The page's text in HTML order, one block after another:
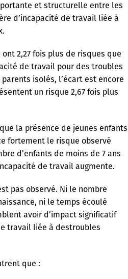
et structurelle entre les
d’incapacité de travail liée à
2,27 fois plus de risques que
de travail pour des troubles
isolés, l’écart est encore
un risque 2,67 fois plus
la présence de jeunes enfants
fortement le risque observé
d’enfants de moins de 7 ans
de travail augmente.
pas observé. Ni le nombre
ni le temps écoulé
avoir d’impact significatif
travail liée à destroubles
que :